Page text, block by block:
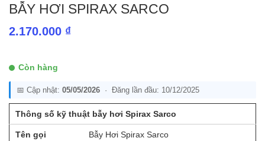
BẪY HƠI SPIRAX SARCO
2.170.000 ₫
Còn hàng
📅 Cập nhật: 05/05/2026 · Đăng lần đầu: 10/12/2025
Thông số kỹ thuật bẫy hơi Spirax Sarco
Tên gọi Bẫy Hơi Spirax Sarco